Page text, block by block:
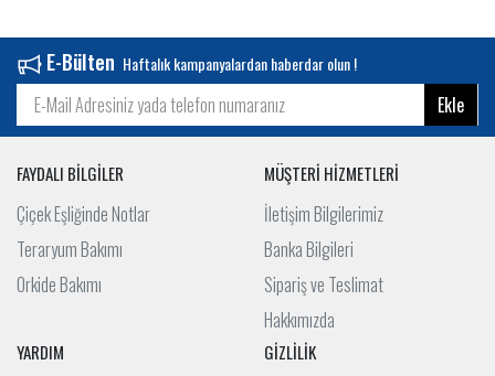
E-Bülten Haftalık kampanyalardan haberdar olun !
Ekle
FAYDALI BİLGİLER
Çiçek Eşliğinde Notlar
Teraryum Bakımı
Orkide Bakımı
MÜŞTERİ HİZMETLERİ
İletişim Bilgilerimiz
Banka Bilgileri
Sipariş ve Teslimat
Hakkımızda
YARDIM GİZLİLİK